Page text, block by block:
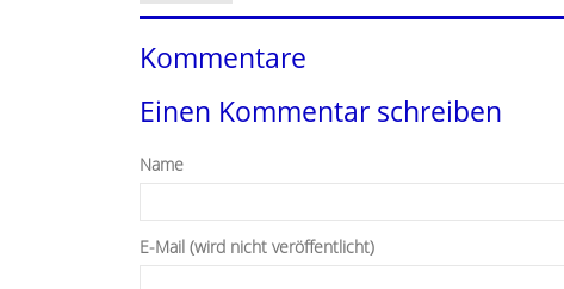
Kommentare
Einen Kommentar schreiben
Name
E-Mail (wird nicht veröffentlicht)